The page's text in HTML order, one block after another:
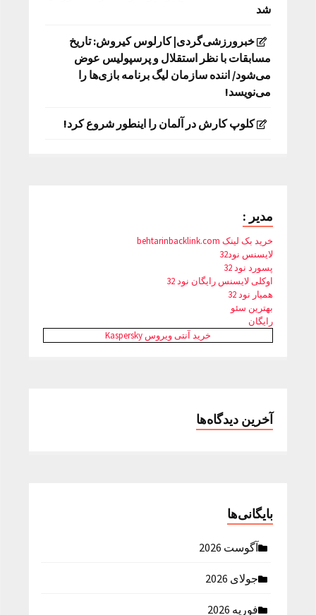
شد
خبرورزشی‌گردی| کارلوس کیروش: تاریخ
مسابقات با نظر استقلال و پرسپولیس عوض
می‌شود/ اننده سازمان لیگ برنامه بازی‌ها را
می‌نویسد!
کلوپ کارش در آلمان را اینطور شروع کرد!
مدیر :
خرید بک لینک behtarinbacklink.com
لایسنس نود32
پسورد نود 32
اوکلی لایسنس رایگان نود 32
همیار نود 32
بهترین سئو
رایگان
خرید آنتی ویروس Kaspersky
آخرین دیدگاه‌ها
بایگانی‌ها
آگوست 2026
جولای 2026
فوریه 2026